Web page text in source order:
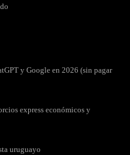
y Google en 2026 (sin pagar
express económicos y
uruguayo